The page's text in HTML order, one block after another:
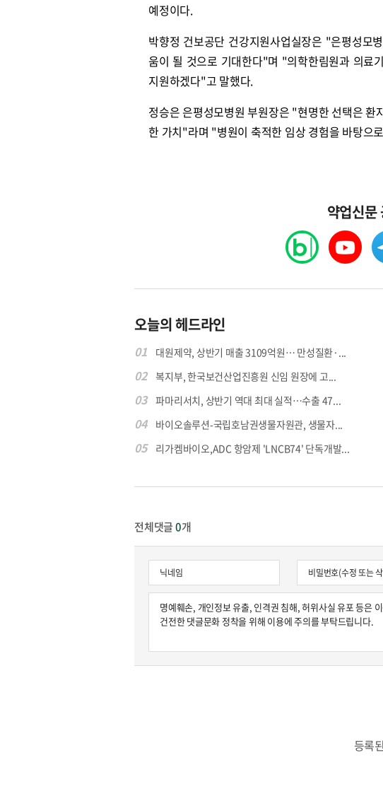
예정이다.
박향정 건보공단 건강지원사업실장은 "은평성모
움이 될 것으로 기대한다"며 "의학한림원과 의료
지원하겠다"고 말했다.
정승은 은평성모병원 부원장은 "현명한 선택은
한 가치"라며 "병원이 축적한 임상 경험을 바탕으
약업신문
오늘의 헤드라인
01 대원제약, 상반기 매출 3109억원… 만성질환·...
02 복지부, 한국보건산업진흥원 신임 원장에 고...
03 파마리서치, 상반기 역대 최대 실적…수출 47...
04 바이오솔루션-국립호남권생물자원관, 생물자...
05 리가켐바이오,ADC 항암제 'LNCB74' 단독개발...
전체댓글0개
등록
원종원의 커튼 콜